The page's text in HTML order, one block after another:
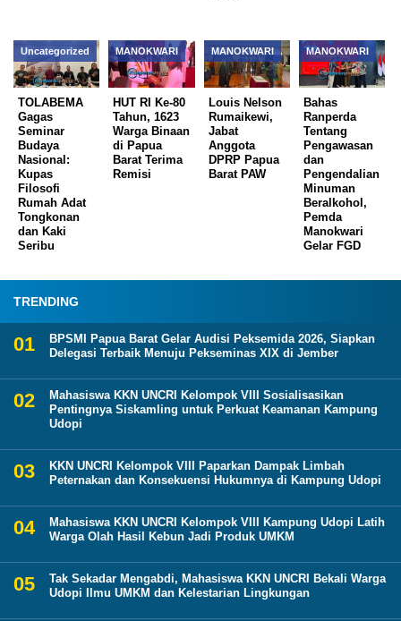
Uncategorized
TOLABEMA
Gagas
Seminar
Budaya
Nasional:
Kupas
Filosofi
Rumah Adat
Tongkonan
dan Kaki
Seribu
MANOKWARI
HUT RI Ke-80
Tahun, 1623
Warga Binaan
di Papua
Barat Terima
Remisi
MANOKWARI
Louis Nelson
Rumaikewi,
Jabat
Anggota
DPRP Papua
Barat PAW
MANOKWARI
Bahas
Ranperda
Tentang
Pengawasan
dan
Pengendalian
Minuman
Beralkohol,
Pemda
Manokwari
Gelar FGD
TRENDING
BPSMI Papua Barat Gelar Audisi Peksemida 2026, Siapkan
Delegasi Terbaik Menuju Pekseminas XIX di Jember
Mahasiswa KKN UNCRI Kelompok VIII Sosialisasikan
Pentingnya Siskamling untuk Perkuat Keamanan Kampung
Udopi
KKN UNCRI Kelompok VIII Paparkan Dampak Limbah
Peternakan dan Konsekuensi Hukumnya di Kampung Udopi
Mahasiswa KKN UNCRI Kelompok VIII Kampung Udopi Latih
Warga Olah Hasil Kebun Jadi Produk UMKM
Tak Sekadar Mengabdi, Mahasiswa KKN UNCRI Bekali Warga
Udopi Ilmu UMKM dan Kelestarian Lingkungan